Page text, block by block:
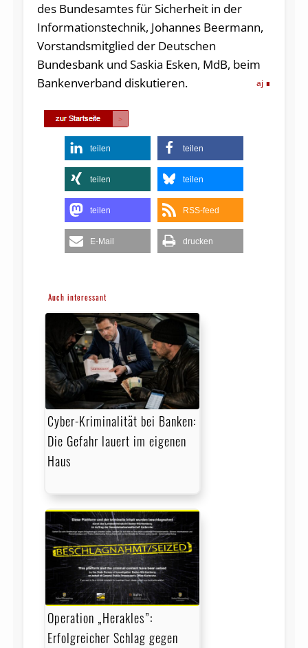
des Bundesamtes für Sicherheit in der
Informationstechnik, Johannes Beermann,
Vorstandsmitglied der Deutschen
Bundesbank und Saskia Esken, MdB, beim
Bankenverband diskutieren.
aj
teilen teilen
teilen teilen
teilen RSS-feed
E-Mail drucken
Auch interessant
Cyber-Kriminalität bei Banken:
Die Gefahr lauert im eigenen
Haus
Operation „Herakles”:
Erfolgreicher Schlag gegen